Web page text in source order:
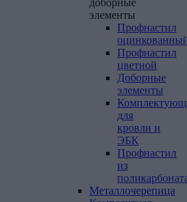
доборные
элементы
Профнастил
Профнастил
цветной
Доборные
элементы
для
кровли и
ЭБК
Профнастил
из
Металлочерепица